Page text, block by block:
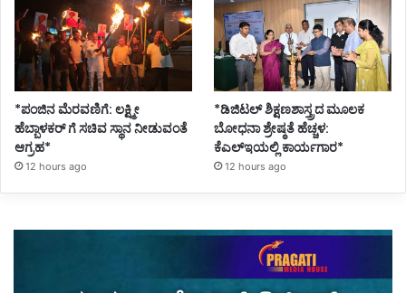
*ಪಂಜಿನ ಮೆರವಣಿಗೆ: ಲಕ್ಷ್ಮೀ
ಹೆಬ್ಬಾಳಕರ್ ಗೆ ಸಚಿವ ಸ್ಥಾನ ನೀಡುವಂತೆ
ಆಗ್ರಹ*
12 hours ago
*ಡಿಜಿಟಲ್ ಶಿಕ್ಷಣಶಾಸ್ತ್ರದ ಮೂಲಕ
ಬೋಧನಾ ಶ್ರೇಷ್ಠತೆ ಹೆಚ್ಚಳ:
ಕೆಎಲ್ಇಯಲ್ಲಿ ಕಾರ್ಯಗಾರ*
12 hours ago